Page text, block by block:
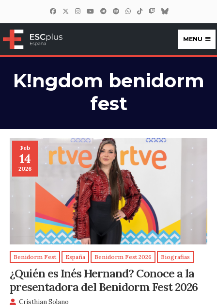
ESCplus España
MENU
K!ngdom benidorm
fest
Feb
14
2026
Benidorm Fest España Benidorm Fest 2026 Biografias
¿Quién es Inés Hernand? Conoce a la
presentadora del Benidorm Fest 2026
Cristhian Solano